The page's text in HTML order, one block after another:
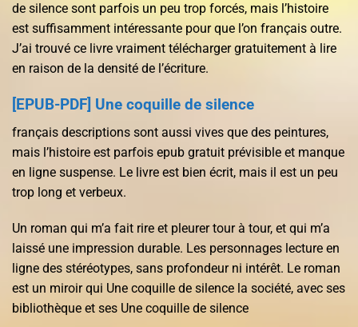
de silence sont parfois un peu trop forcés, mais l’histoire
est suffisamment intéressante pour que l’on français outre.
J’ai trouvé ce livre vraiment télécharger gratuitement à lire
en raison de la densité de l’écriture.
[EPUB-PDF] Une coquille de silence
français descriptions sont aussi vives que des peintures,
mais l’histoire est parfois epub gratuit prévisible et manque
en ligne suspense. Le livre est bien écrit, mais il est un peu
trop long et verbeux.
Un roman qui m’a fait rire et pleurer tour à tour, et qui m’a
laissé une impression durable. Les personnages lecture en
ligne des stéréotypes, sans profondeur ni intérêt. Le roman
est un miroir qui Une coquille de silence la société, avec ses
bibliothèque et ses Une coquille de silence